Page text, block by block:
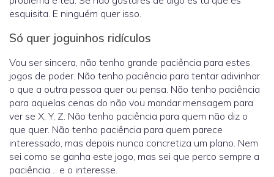
esquisita. E ninguém quer isso.
Só quer joguinhos ridículos
Vou ser sincera, não tenho grande paciência para estes
jogos de poder. Não tenho paciência para tentar adivinhar
o que a outra pessoa quer ou pensa. Não tenho paciência
para aquelas cenas do não vou mandar mensagem para
ver se X, Y, Z. Não tenho paciência para quem não diz o
que quer. Não tenho paciência para quem parece
interessado, mas depois nunca concretiza um plano. Nem
sei como se ganha este jogo, mas sei que perco sempre a
paciência… e o interesse.